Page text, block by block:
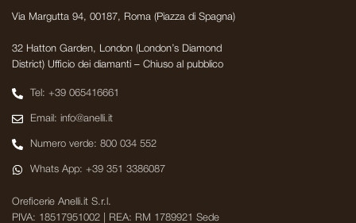
Via Margutta 94, 00187, Roma (Piazza di Spagna)
32 Hatton Garden, London (London’s Diamond
District) Ufficio dei diamanti – Chiuso al pubblico
Tel: +39 065416661
Email: info@anelli.it
Numero verde: 800 034 552
Whats App: +39 351 3386087
Oreficerie Anelli.it S.r.l.
PIVA: 18517951002 | REA: RM 1789921 Sede